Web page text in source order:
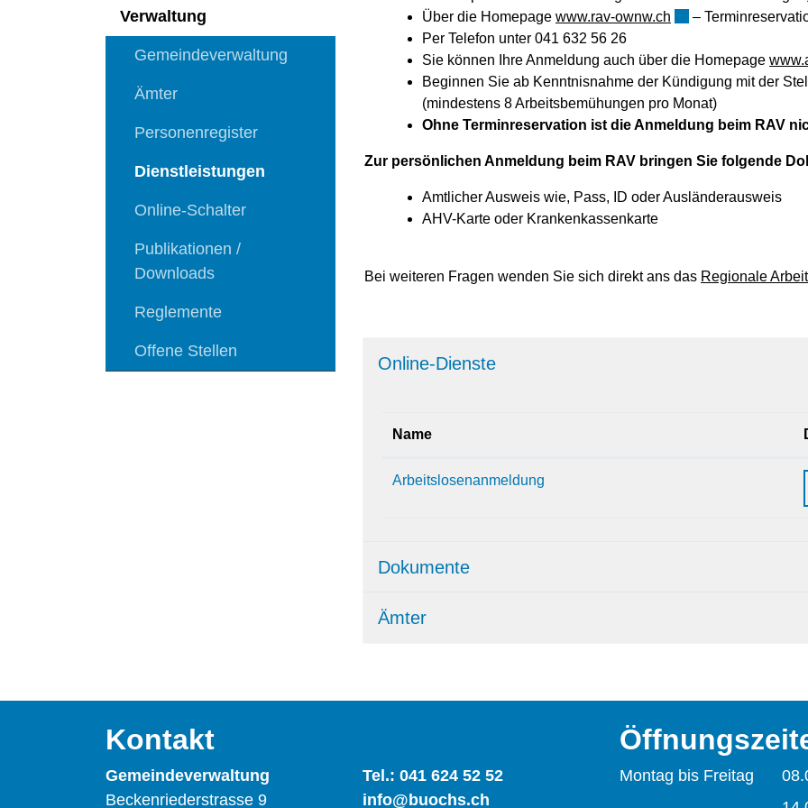
Verwaltung
Gemeindeverwaltung
Ämter
Personenregister
Dienstleistungen
(ausgewählt)
Online-Schalter
Publikationen /
Downloads
Reglemente
Offene Stellen
Über die Homepage www.rav-ownw.ch Externer Link wird
–
Per Telefon unter 041 632 56 26
Sie können Ihre Anmeldung auch über die Homepage
Beginnen Sie ab Kenntnisnahme der Kündigung mit der
(mindestens 8 Arbeitsbemühungen pro Monat)
Ohne Terminreservation ist die Anmeldung beim RAV
Zur persönlichen Anmeldung beim RAV bringen Sie folgende
Amtlicher Ausweis wie, Pass, ID oder Ausländerausweis
AHV-Karte oder Krankenkassenkarte
Bei weiteren Fragen wenden Sie sich direkt ans das Regionale
Online-Dienste
Name
Arbeitslosenanmeldung
Dokumente
Ämter
Kontakt
Gemeindeverwaltung
Beckenriederstrasse 9
Tel.: 041 624 52 52
info@buochs.ch
Montag bis Freitag